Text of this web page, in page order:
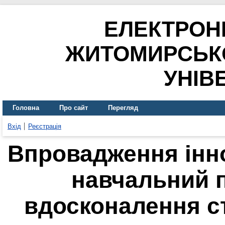
Головна Про сайт Перегляд
Вхід Реєстрація
Впровадження
навчальний
вдосконалення